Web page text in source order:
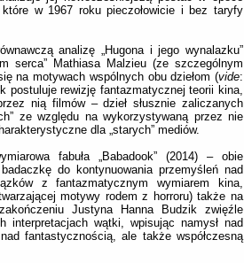
w 1967 roku pieczołowicie i bez taryfy
analizę „Hugona i jego wynalazku”
serca” Mathiasa Malzieu (ze szczególnym
na motywach wspólnych obu dziełom (vide:
postuluje rewizję fantazmatycznej teorii kina,
nią filmów – dzieł słusznie zaliczanych
ze względu na wykorzystywaną przez nie
dla „starych” mediów.
fabuła „Babadook” (2014) – obie
do kontynuowania przemyśleń nad
z fantazmatycznym wymiarem kina,
motywy rodem z horroru) także na
Justyna Hanna Budzik zwięźle
interpretacjach wątki, wpisując namysł nad
fantastycznością, ale także współczesną